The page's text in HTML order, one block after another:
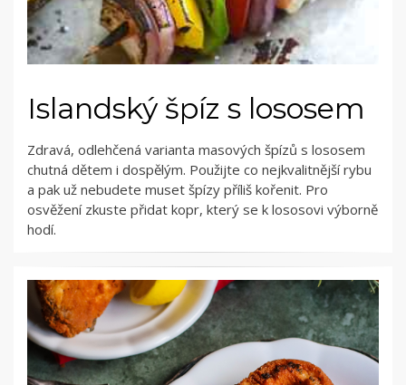
Islandský špíz s lososem
Zdravá, odlehčená varianta masových špízů s lososem
chutná dětem i dospělým. Použijte co nejkvalitnější rybu
a pak už nebudete muset špízy příliš kořenit. Pro
osvěžení zkuste přidat kopr, který se k lososovi výborně
hodí.